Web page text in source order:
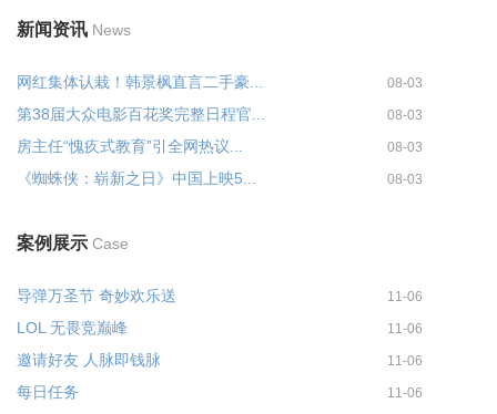
新闻资讯 News
网红集体认栽！韩景枫直言二手豪... 08-03
第38届大众电影百花奖完整日程官... 08-03
房主任“愧疚式教育”引全网热议... 08-03
《蜘蛛侠：崭新之日》中国上映5... 08-03
案例展示 Case
导弹万圣节 奇妙欢乐送 11-06
LOL 无畏竞巅峰 11-06
邀请好友 人脉即钱脉 11-06
每日任务 11-06